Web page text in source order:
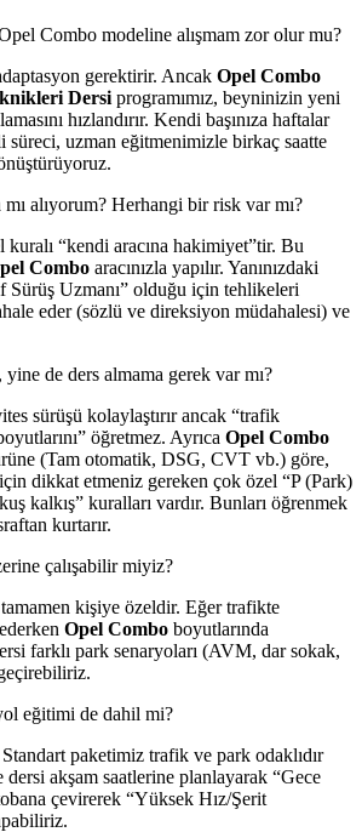
Combo modeline alışmam zor olur mu?
gerektirir. Ancak Opel Combo
Dersi programımız, beyninizin yeni
hızlandırır. Kendi başınıza haftalar
süreci, uzman eğitmenimizle birkaç saatte
alıyorum? Herhangi bir risk var mı?
“kendi aracına hakimiyet”tir. Bu
Combo aracınızla yapılır. Yanınızdaki
Sürüş Uzmanı” olduğu için tehlikeleri
eder (sözlü ve direksiyon müdahalesi) ve
de ders almama gerek var mı?
sürüşü kolaylaştırır ancak “trafik
öğretmez. Ayrıca Opel Combo
(Tam otomatik, DSG, CVT vb.) göre,
için dikkat etmeniz gereken çok özel “P (Park)
kalkış” kuralları vardır. Bunları öğrenmek
kurtarır.
çalışabilir miyiz?
kişiye özeldir. Eğer trafikte
Opel Combo boyutlarında
farklı park senaryoları (AVM, dar sokak,
eğitimi de dahil mi?
paketimiz trafik ve park odaklıdır
akşam saatlerine planlayarak “Gece
çevirerek “Yüksek Hız/Şerit